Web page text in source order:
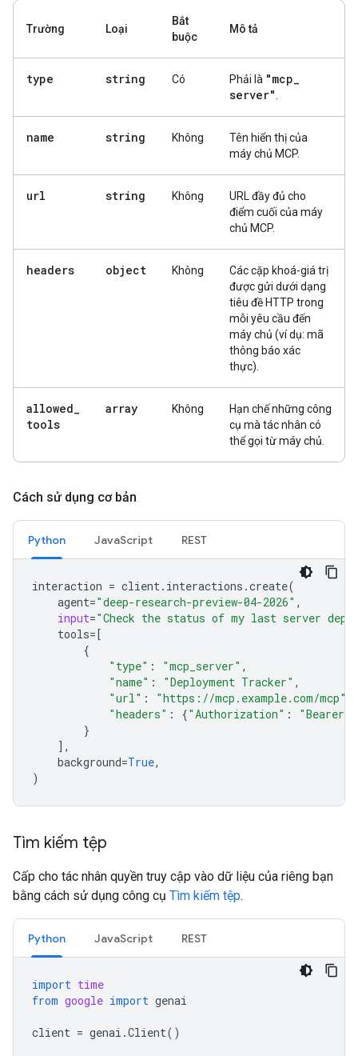
Trường Loại
Bắt
buộc
Mô tả
type string Có Phải là "mcp_
server"
name string Không
Tên hiển thị của
máy chủ MCP.
url string Không
URL đầy đủ cho
điểm cuối của máy
chủ MCP.
headers object Không
Các cặp khoá-giá trị
được gửi dưới dạng
tiêu đề HTTP trong
mỗi yêu cầu đến
máy chủ (ví dụ: mã
thông báo xác
thực).
allowed_
tools
array Không
Hạn chế những công
cụ mà tác nhân có
thể gọi từ máy chủ.
Cách sử dụng cơ bản
Python JavaScript REST
interaction = client. interactions .create(
agent="deep-research-preview-04-2026" ,
input="Check the status of my last server
tools=[
{
"type" : "mcp_server" ,
"name" : "Deployment Tracker" ,
"url" : "https://mcp.example.com/mcp"
"headers" : {"Authorization" :
"Bearer
}
],
background=True,
)
Tìm kiếm tệp
Cấp cho tác nhân quyền truy cập vào dữ liệu của riêng bạn
bằng cách sử dụng công cụ Tìm kiếm tệp.
Python JavaScript REST
import time
from google import genai
client = genai .Client()